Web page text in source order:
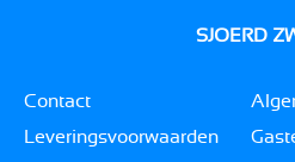
SJOERD
Contact
Leveringsvoorwaarden